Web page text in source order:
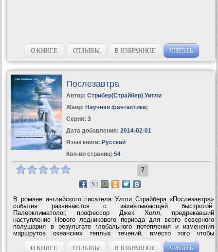
О КНИГЕ ОТЗЫВЫ В ИЗБРАННОЕ ЧИТАТЬ
Послезавтра
Автор: Стрибер(Страйбер) Уитли
Жанр: Научная фантастика;
Серия: 3
Дата добавления: 2014-02-01
Язык книги: Русский
Кол-во страниц: 54
7
В романе английского писателя Уитли Страйбера «Послезавтра»
события развиваются с захватывающей быстротой.
Палеоклиматолог, профессор Джек Холл, предрекавший
наступление Нового ледникового периода для всего северного
полушария в результате глобального потепления и изменения
маршрутов океанских теплых течений, вместо того чтобы
эвакуироваться на юг, отправляется на север, в погребенный под
снегом Нью-Йорк, где его ждет...
О КНИГЕ ОТЗЫВЫ В ИЗБРАННОЕ ЧИТАТЬ